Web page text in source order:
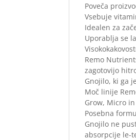
Poveča
Vsebuje
Idealen za
Uporablja se
Remo
zagotovijo
Gnojilo, ki ga
Moč linije
Grow, Micro
Posebna
Gnojilo ne
absorpcije le-